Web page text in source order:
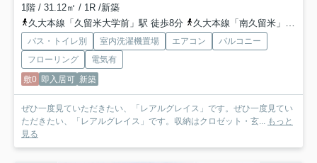
1階 / 31.12㎡ / 1R /新築
久大本線「久留米大学前」駅 徒歩8分
久大本線「南久留米」駅 徒歩22分
バス・トイレ別 室内洗濯機置場 エアコン
バルコニー
フローリング
電気有
敷0 即入居可 新築
ぜひ一度見ていただきたい、「レアルグレイス」です。ぜひ一度見てい
ただきたい、「レアルグレイス」です。収納はクロゼット・玄... もっと
見る